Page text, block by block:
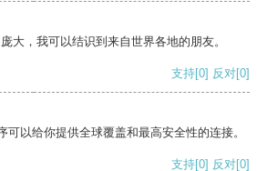
大，我可以结识到来自世界各地的朋友。
支持[0] 反对[0]
可以给你提供全球覆盖和最高安全性的连接。
支持[0] 反对[0]